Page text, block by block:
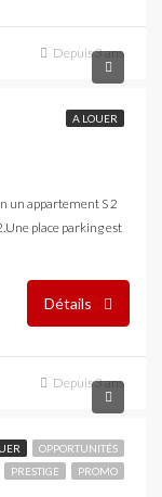
Depuis 3 ans
A LOUER
un appartement S 2
place parking est
Détails
Depuis 3 ans
OPPORTUNITÉS
PRESTIGE
PROMO